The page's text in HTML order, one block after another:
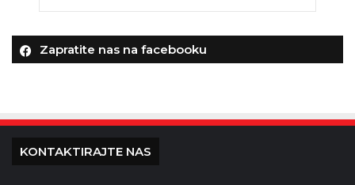
Zapratite nas na facebooku
KONTAKTIRAJTE NAS